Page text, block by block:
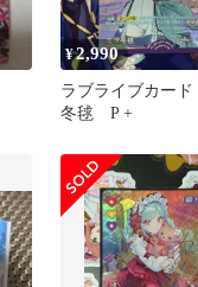
¥2,990
ラブライブカー
冬毬 P +